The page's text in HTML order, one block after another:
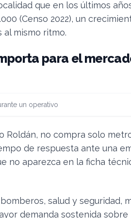
que en los últimos
(Censo 2022), un
mismo ritmo.
para el
un operativo
Roldán, no compra solo
de respuesta ante una
no aparezca en la ficha
salud y seguridad,
demanda sostenida sobre